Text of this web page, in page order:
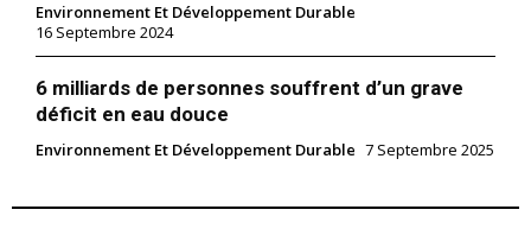
Environnement Et Développement Durable
16 Septembre 2024
6 milliards de personnes souffrent d’un grave
déficit en eau douce
Environnement Et Développement Durable 7 Septembre 2025